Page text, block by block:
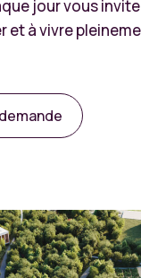
jour vous
et à vivre